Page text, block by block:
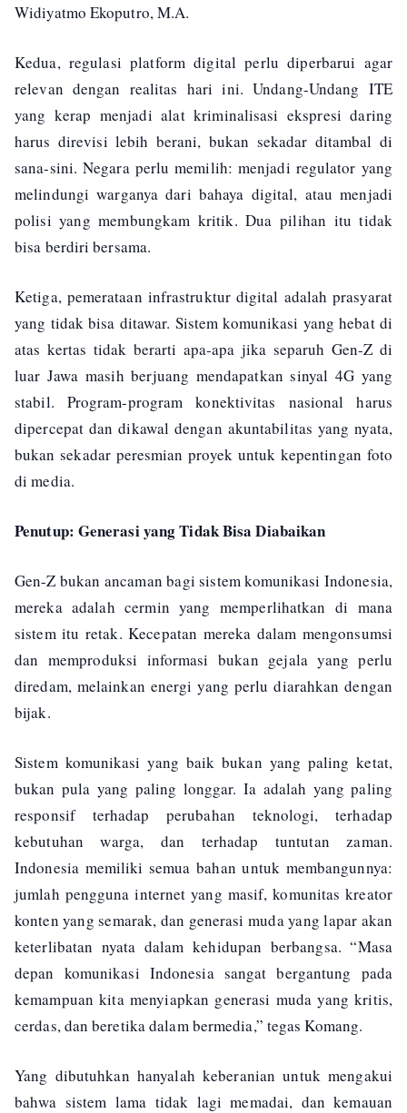
Widiyatmo Ekoputro, M.A.
Kedua, regulasi platform digital perlu diperbarui agar
relevan dengan realitas hari ini. Undang-Undang ITE
yang kerap menjadi alat kriminalisasi ekspresi daring
harus direvisi lebih berani, bukan sekadar ditambal di
sana-sini. Negara perlu memilih: menjadi regulator yang
melindungi warganya dari bahaya digital, atau menjadi
polisi yang membungkam kritik. Dua pilihan itu tidak
bisa berdiri bersama.
Ketiga, pemerataan infrastruktur digital adalah prasyarat
yang tidak bisa ditawar. Sistem komunikasi yang hebat di
atas kertas tidak berarti apa-apa jika separuh Gen-Z di
luar Jawa masih berjuang mendapatkan sinyal 4G yang
stabil. Program-program konektivitas nasional harus
dipercepat dan dikawal dengan akuntabilitas yang nyata,
bukan sekadar peresmian proyek untuk kepentingan foto
di media.
Penutup: Generasi yang Tidak Bisa Diabaikan
Gen-Z bukan ancaman bagi sistem komunikasi Indonesia,
mereka adalah cermin yang memperlihatkan di mana
sistem itu retak. Kecepatan mereka dalam mengonsumsi
dan memproduksi informasi bukan gejala yang perlu
diredam, melainkan energi yang perlu diarahkan dengan
bijak.
Sistem komunikasi yang baik bukan yang paling ketat,
bukan pula yang paling longgar. Ia adalah yang paling
responsif terhadap perubahan teknologi, terhadap
kebutuhan warga, dan terhadap tuntutan zaman.
Indonesia memiliki semua bahan untuk membangunnya:
jumlah pengguna internet yang masif, komunitas kreator
konten yang semarak, dan generasi muda yang lapar akan
keterlibatan nyata dalam kehidupan berbangsa. “Masa
depan komunikasi Indonesia sangat bergantung pada
kemampuan kita menyiapkan generasi muda yang kritis,
cerdas, dan beretika dalam bermedia,” tegas Komang.
Yang dibutuhkan hanyalah keberanian untuk mengakui
bahwa sistem lama tidak lagi memadai, dan kemauan